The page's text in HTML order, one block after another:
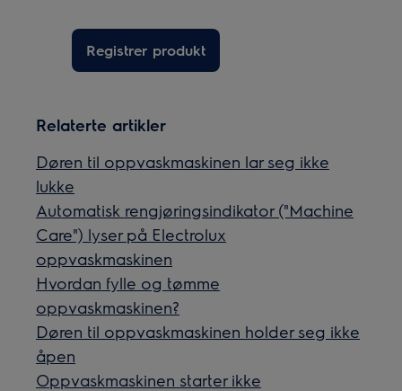
Registrer produkt
Relaterte artikler
Døren til oppvaskmaskinen lar seg ikke
lukke
Automatisk rengjøringsindikator ("Machine
Care") lyser på Electrolux
oppvaskmaskinen
Hvordan fylle og tømme
oppvaskmaskinen?
Døren til oppvaskmaskinen holder seg ikke
åpen
Oppvaskmaskinen starter ikke